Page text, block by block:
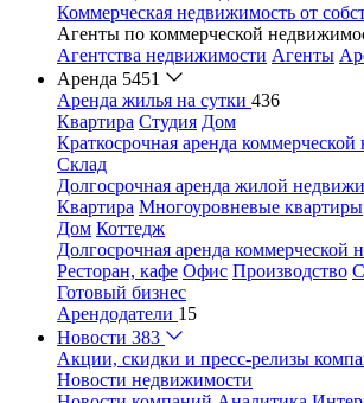
Коммерческая недвижимость от
Агенты по коммерческой
Агентства недвижимости Агенты
Аренда 5451
Аренда жилья на сутки 436
Квартира Студия Дом
Краткосрочная аренда
Склад
Долгосрочная аренда жилой
Квартира Многоуровневые квартиры
Дом Коттедж
Долгосрочная аренда коммерческой
Ресторан, кафе Офис Производство
Готовый бизнес
Арендодатели 15
Новости 383
Акции, скидки и пресс-релизы
Новости недвижимости